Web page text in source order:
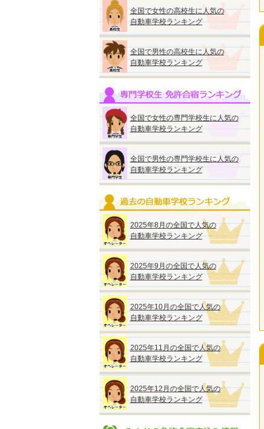
全国で女性の高校生に人気の
自動車学校ランキング
全国で男性の高校生に人気の
自動車学校ランキング
全国で女性の専門学校生に人気の
自動車学校ランキング
全国で男性の専門学校生に人気の
自動車学校ランキング
2025年8月の全国で人気の
自動車学校ランキング
2025年9月の全国で人気の
自動車学校ランキング
2025年10月の全国で人気の
自動車学校ランキング
2025年11月の全国で人気の
自動車学校ランキング
2025年12月の全国で人気の
自動車学校ランキング